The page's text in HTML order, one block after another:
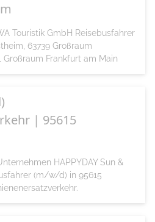
Touristik GmbH Reisebusfahrer
63739 Großraum
Großraum Frankfurt am Main
| 95615
HAPPYDAY Sun &
(m/w/d) in 95615